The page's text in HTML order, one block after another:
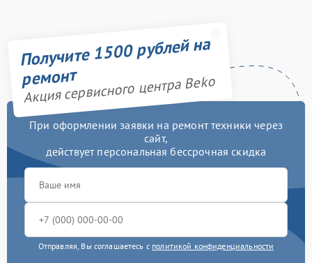
Получите 1500 рублей на
ремонт
Акция сервисного центра Beko
При оформлении заявки на ремонт техники через
сайт,
действует персональная бессрочная скидка
Отправляя, Вы соглашаетесь с политикой конфиденциальности